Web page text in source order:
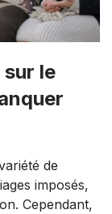
sur le
de
imposés,
Cependant,